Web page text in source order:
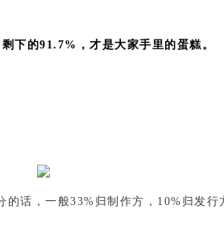
剩下的91.7%，才是大家手里的蛋糕。
的话，一般33%归制作方，10%归发行